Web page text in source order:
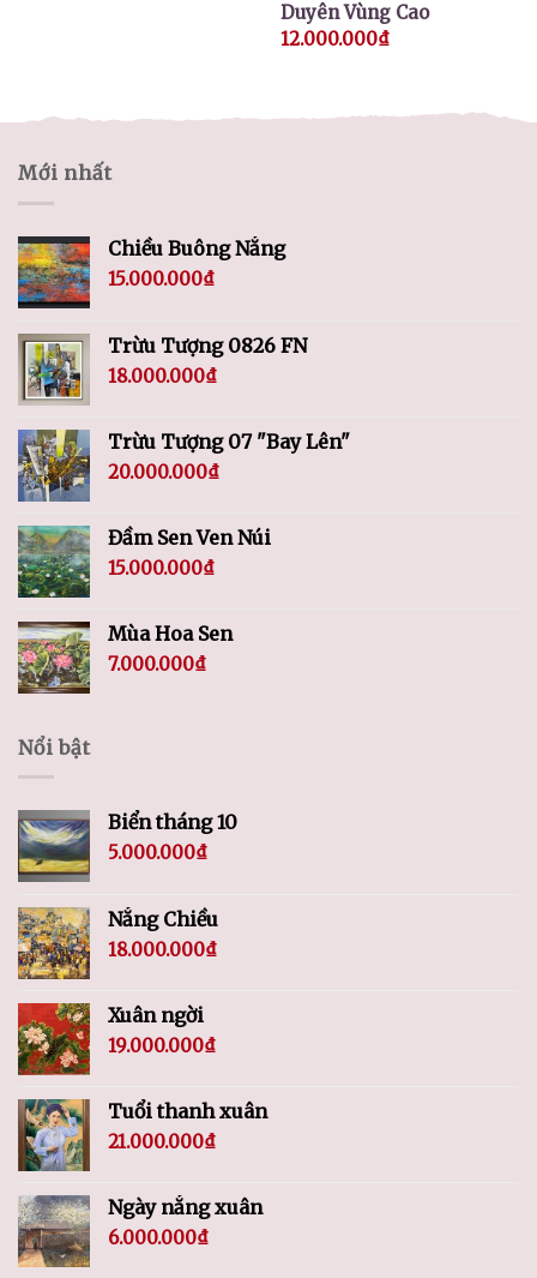
Duyên Vùng Cao
12.000.000₫
Mới nhất
Chiều Buông Nắng
15.000.000₫
Trừu Tượng 0826 FN
18.000.000₫
Trừu Tượng 07 "Bay Lên"
20.000.000₫
Đầm Sen Ven Núi
15.000.000₫
Mùa Hoa Sen
7.000.000₫
Nổi bật
Biển tháng 10
5.000.000₫
Nắng Chiều
18.000.000₫
Xuân ngời
19.000.000₫
Tuổi thanh xuân
21.000.000₫
Ngày nắng xuân
6.000.000₫